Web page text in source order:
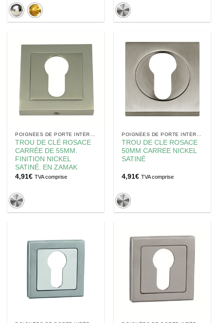
17,30€.
TROU DE CLÉ ROSACE
CARRÉE DE 55MM.
FINITION NICKEL
SATINÉ. EN ZAMAK
4,91€ TVA comprise
TROU DE CLE ROSACE
50MM CARREE NICKEL
SATINÉ
4,91€ TVA comprise